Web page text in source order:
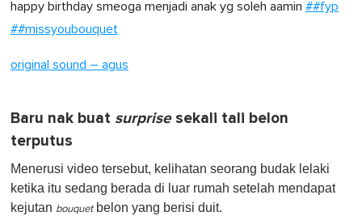
happy birthday smeoga menjadi anak yg soleh aamin ##fyp
##missyoubouquet
original sound – agus
Baru nak buat surprisesekali tali belon
terputus
Menerusi video tersebut, kelihatan seorang budak lelaki
ketika itu sedang berada di luar rumah setelah mendapat
kejutan bouquetbelon yang berisi duit.